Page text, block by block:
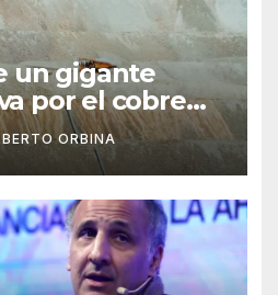
un gigante
por el cobre
con una
la apuesta por
ORBINA